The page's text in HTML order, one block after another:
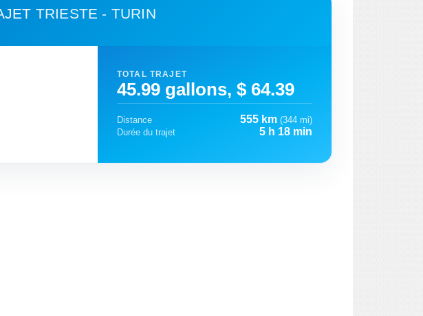
TRIESTE - TURIN
TOTAL TRAJET
45.99 gallons, $ 64.39
Distance 555 km (344 mi)
Durée du trajet
5 h 18 min